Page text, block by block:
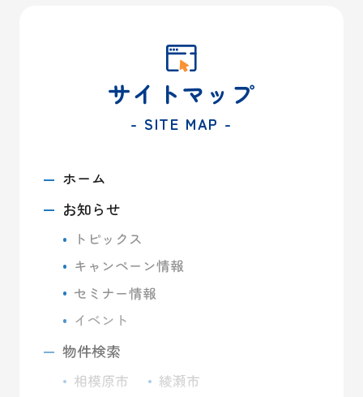
サイトマップ
- SITE MAP -
ホーム
お知らせ
トピックス
キャンペーン情報
セミナー情報
イベント
物件検索
相模原市
綾瀬市